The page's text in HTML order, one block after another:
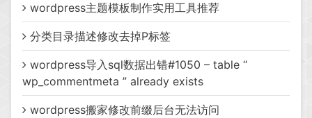
wordpress主题模板制作实用工具推荐
分类目录描述修改去掉P标签
wordpress导入sql数据出错#1050 – table “
wp_commentmeta ” already exists
wordpress搬家修改前缀后台无法访问